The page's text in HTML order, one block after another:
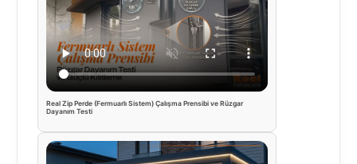
Real Zip Perde (Fermuarlı Sistem) Çalışma Prensibi ve Rüzgar
Dayanım Testi